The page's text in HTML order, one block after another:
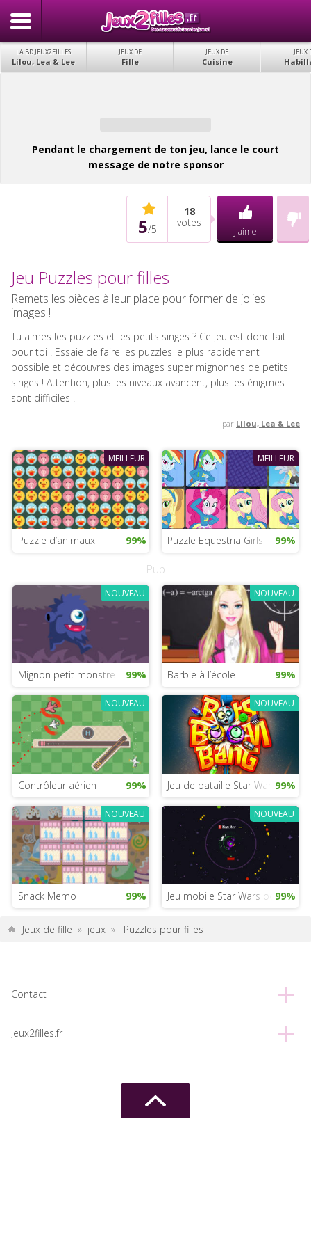
LA BD JEUX2FILLES
Lilou, Lea & Lee
JEUX DE
Fille
JEUX DE
Cuisine
JEUX
Pendant le chargement de ton jeu, lance le court
message de notre sponsor
5/5
18
votes
J'aime
Jeu Puzzles pour filles
Remets les pièces à leur place pour former de jolies
images !
Tu aimes les puzzles et les petits singes ? Ce jeu est donc fait
pour toi ! Essaie de faire les puzzles le plus rapidement
possible et découvres des images super mignonnes de petits
singes ! Attention, plus les niveaux avancent, plus les énigmes
sont difficiles !
par Lilou, Lea & Lee
MEILLEUR
Puzzle d’animaux 99%
MEILLEUR
Puzzle Equestria Girls 99%
Pub
NOUVEAU
Mignon petit monstre 99%
NOUVEAU
Barbie à l’école 99%
NOUVEAU
Contrôleur aérien 99%
NOUVEAU
Jeu de bataille Star Wars99%
NOUVEAU
Snack Memo 99%
NOUVEAU
Jeu mobile Star Wars pour filles
99%
Jeux de fille » jeux » Puzzles pour filles
Contact
Jeux2filles.fr